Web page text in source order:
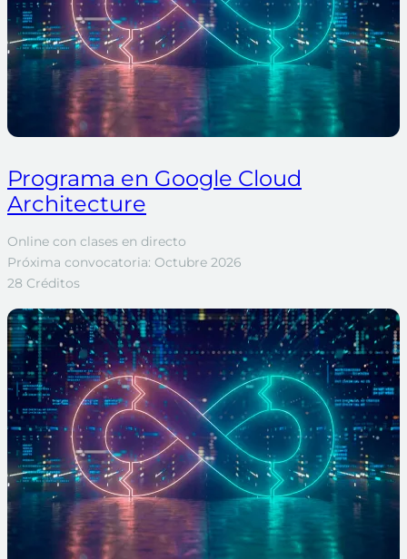
Programa en Google Cloud
Architecture
Online con clases en directo
Próxima convocatoria: Octubre 2026
28 Créditos